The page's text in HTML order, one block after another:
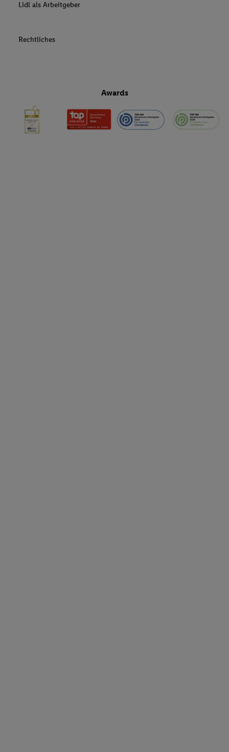
Lidl als Arbeitgeber
Rechtliches
Awards